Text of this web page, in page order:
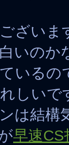
ざいま
いの
いるの
しいで
は結構
早速